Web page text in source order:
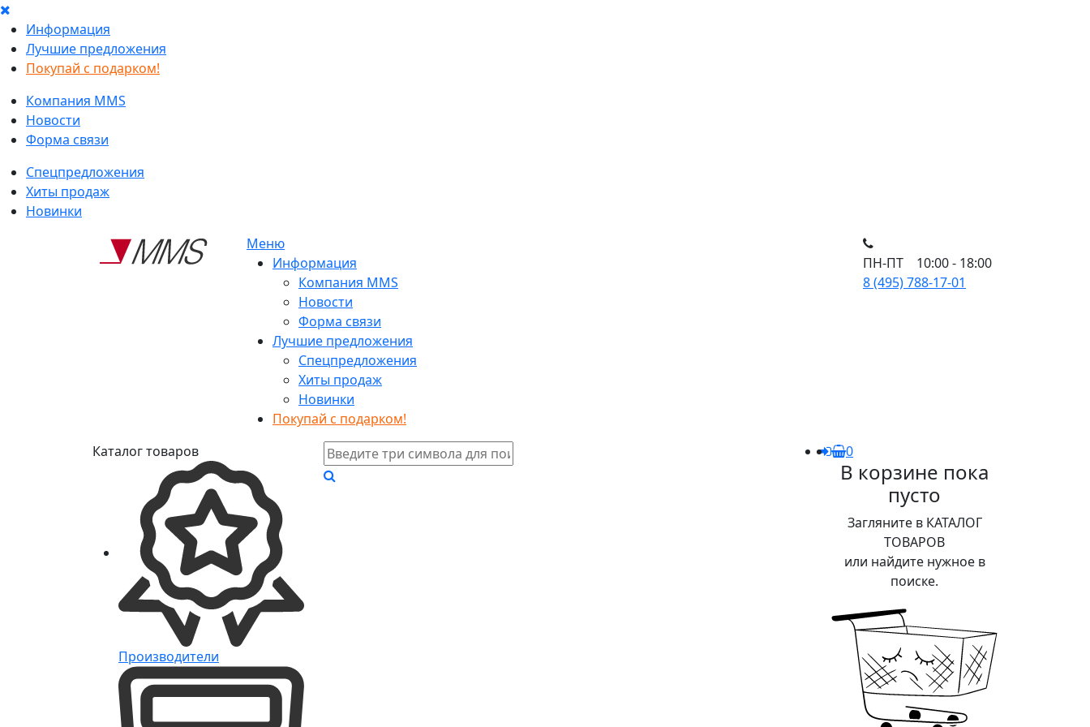
Информация
Лучшие предложения
Покупай с подарком!
Компания MMS
Новости
Форма связи
Спецпредложения
Хиты продаж
Новинки
Меню
Информация
Компания MMS
Новости
Форма связи
Лучшие предложения
Спецпредложения
Хиты продаж
Новинки
Покупай с подарком!
ПН-ПТ 10:00 - 18:00
8 (495) 788-17-01
Каталог товаров
Производители
0
В корзине пока
пусто
Загляните в КАТАЛОГ
ТОВАРОВ
или найдите нужное в
поиске.